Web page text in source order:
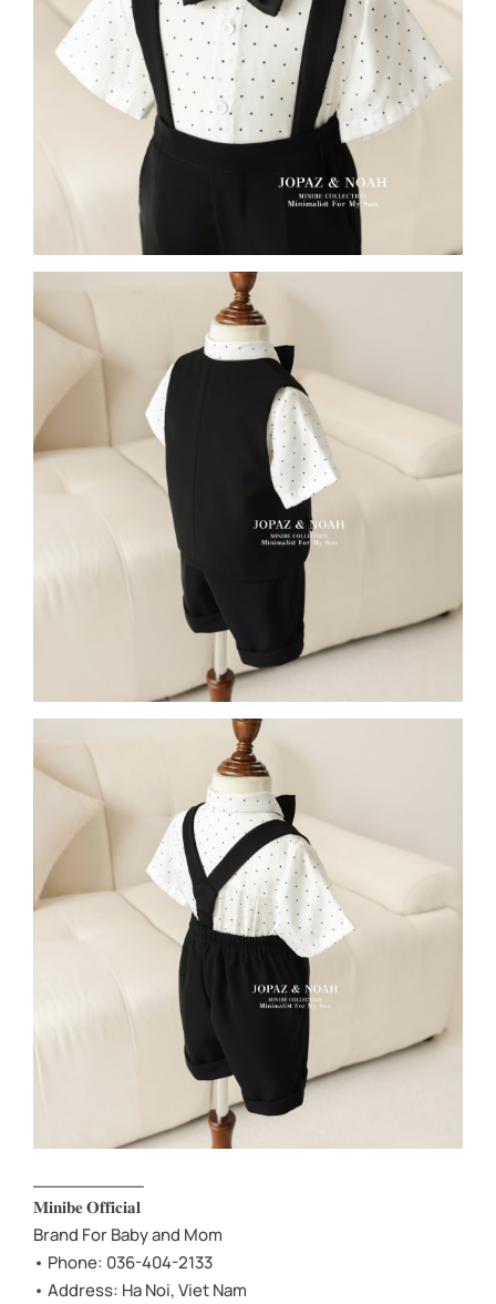
__________
𝐌𝐢𝐧𝐢𝐛𝐞 𝐎𝐟𝐟𝐢𝐜𝐢𝐚𝐥
Brand For Baby and Mom
• Phone: 036-404-2133
• Address: Ha Noi, Viet Nam